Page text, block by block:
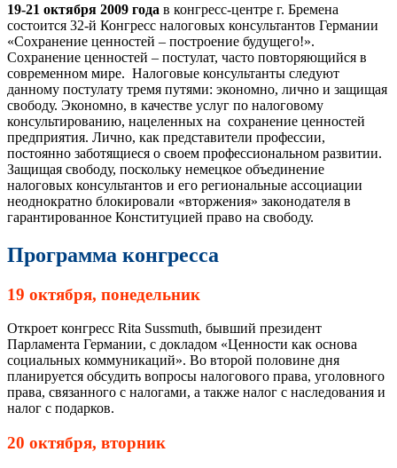
19-21 октября 2009 года в конгресс-центре г. Бремена
состоится 32-й Конгресс налоговых консультантов Германии
«Сохранение ценностей – построение будущего!».
Сохранение ценностей – постулат, часто повторяющийся в
современном мире. Налоговые консультанты следуют
данному постулату тремя путями: экономно, лично и защищая
свободу. Экономно, в качестве услуг по налоговому
консультированию, нацеленных на сохранение ценностей
предприятия. Лично, как представители профессии,
постоянно заботящиеся о своем профессиональном развитии.
Защищая свободу, поскольку немецкое объединение
налоговых консультантов и его региональные ассоциации
неоднократно блокировали «вторжения» законодателя в
гарантированное Конституцией право на свободу.
Программа конгресса
19 октября, понедельник
Откроет конгресс Rita Sussmuth, бывший президент
Парламента Германии, с докладом «Ценности как основа
социальных коммуникаций». Во второй половине дня
планируется обсудить вопросы налогового права, уголовного
права, связанного с налогами, а также налог с наследования и
налог с подарков.
20 октября, вторник